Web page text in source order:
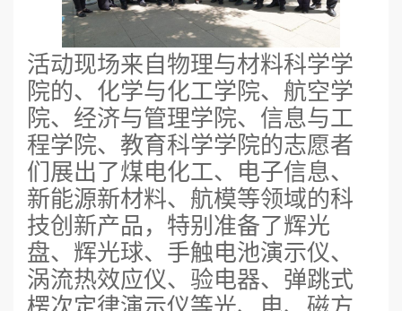
活动现场来自物理与材料科学学
院的、化学与化工学院、航空学
院、经济与管理学院、信息与工
程学院、教育科学学院的志愿者
们展出了煤电化工、电子信息、
新能源新材料、航模等领域的科
技创新产品，特别准备了辉光
盘、辉光球、手触电池演示仪、
涡流热效应仪、验电器、弹跳式